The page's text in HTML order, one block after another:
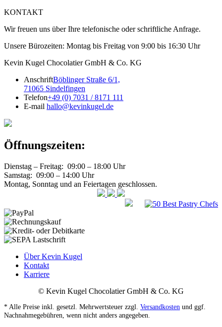
KONTAKT
Wir freuen uns über Ihre telefonische oder schriftliche Anfrage.
Unsere Bürozeiten: Montag bis Freitag von 9:00 bis 16:30 Uhr
Kevin Kugel Chocolatier GmbH & Co. KG
AnschriftBöblinger Straße 6/1,
71065 Sindelfingen
Telefon+49 (0) 7031 / 8171 111
E-mail hallo@kevinkugel.de
Öffnungszeiten:
Dienstag – Freitag: 09:00 – 18:00 Uhr
Samstag: 09:00 – 14:00 Uhr
Montag, Sonntag und an Feiertagen geschlossen.
Über Kevin Kugel
Kontakt
Karriere
© Kevin Kugel Chocolatier GmbH & Co. KG
* Alle Preise inkl. gesetzl. Mehrwertsteuer zzgl. Versandkosten und ggf.
Nachnahmegebühren, wenn nicht anders angegeben.